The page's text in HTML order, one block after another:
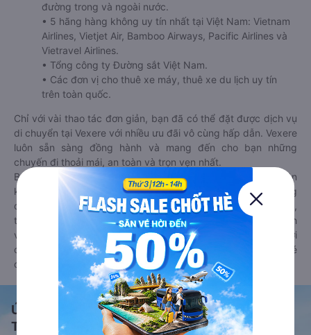
đường trong và ngoài nước.
• 5 hãng hàng không uy tín nhất tại Việt Nam: Vietnam
Airlines, Vietjet Air, Bamboo Airways, Pacific Airlines và
Vietravel Airlines.
• Tổng công ty Đường sắt Việt Nam.
• Các đơn vị cho thuê xe máy, thuê xe du lịch uy tín
trên toàn quốc.
Chỉ với vài thao tác đơn giản, bạn đã có thể đặt được dịch vụ
di chuyển tại Vexere với nhiều ưu đãi vô cùng hấp dẫn. Vexere
luôn sẵn sàng đồng hành và mang đến cho bạn những
chuyến đi thoải mái, an toàn và trọn vẹn nhất.
Bên cạnh đó, bạn có thể tham khảo thêm các phương tiện
khác tại
Goyolo.com
cho chuyến đi sắp tới. Goyolo là nền tảng
đặt vé cho phép người dùng so sánh giá cả, giờ khởi hành,
thời gian di chuyển của nhiều phương tiện máy bay, xe khách
và tàu hoả. Hệ thống của Goyolo được liên kết trực tiếp với
các hãng máy bay, xe khách và tàu hoả, luôn đảm bảo có vé
cho bạn di chuyển.
Ứng dụng đặt vé Xe khách, Máy bay,
Tàu hoả và Thuê xe